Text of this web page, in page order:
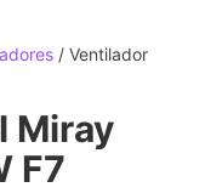
/ Ventilador
Miray
F7